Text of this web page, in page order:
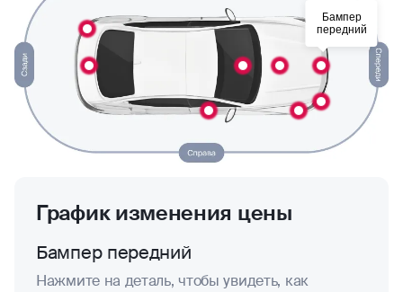
Бампер
передний
График изменения цены
Бампер передний
Нажмите на деталь, чтобы увидеть, как